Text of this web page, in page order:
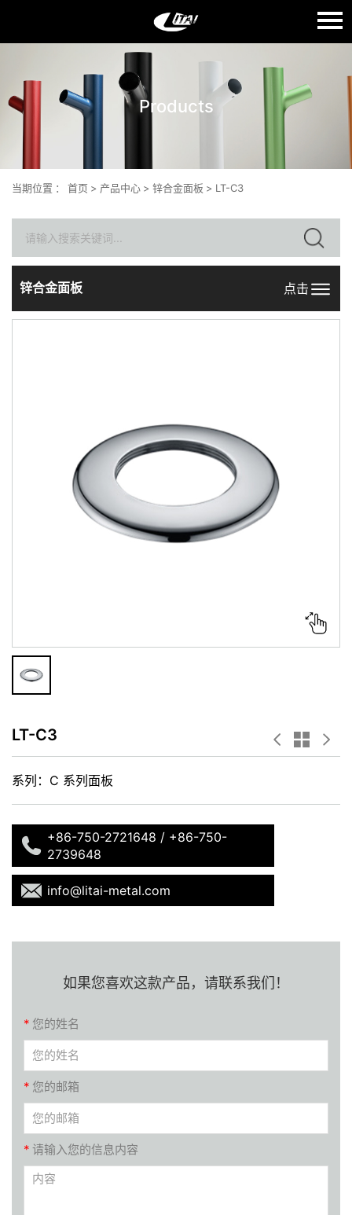
语言： English
产品中心
质量生产
联系我们
Products
当期位置 ： 首页 > 产品中心 > 锌合金面板 > LT-C3
锌合金面板 点击
LT-C3
系列： C 系列面板
+86-750-2721648 / +86-750-
2739648
info@litai-metal.com
如果您喜欢这款产品，请联系我们！
* 您的姓名
* 您的邮箱
* 请输入您的信息内容